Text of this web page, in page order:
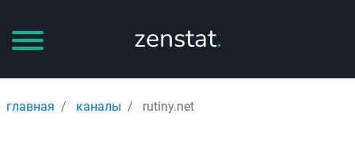
zenstat.
главная каналы rutiny.net